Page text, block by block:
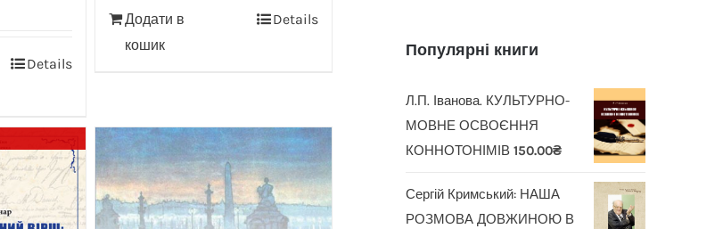
Details
Додати в
кошик
Details
Популярні книги
Л.П. Іванова. КУЛЬТУРНО-
МОВНЕ ОСВОЄННЯ
КОННОТОНІМІВ 150.00₴
Сергій Кримський: НАША
РОЗМОВА ДОВЖИНОЮ В